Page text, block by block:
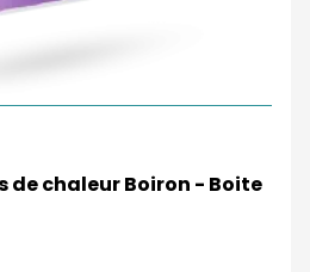
de chaleur Boiron - Boite